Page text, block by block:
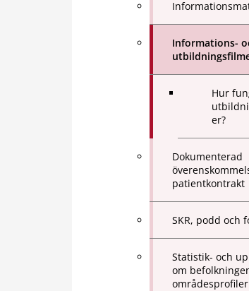
Informations-
Hur
er?
Dokumenterad
patientkontrakt
SKR, podd och
Statistik- och
om